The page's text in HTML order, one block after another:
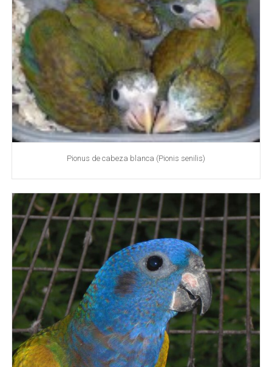
Pionus de cabeza blanca (Pionis senilis)